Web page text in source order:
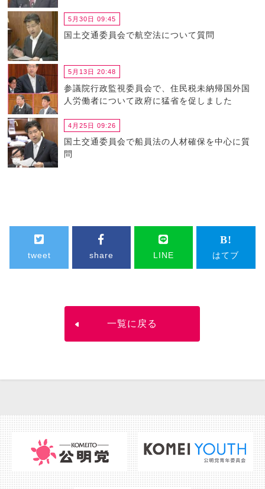
5月30日 09:45
国土交通委員会で航空法について質問
5月13日 20:48
参議院行政監視委員会で、住民税未納帰国外国
人労働者について政府に猛省を促しました
4月25日 09:26
国土交通委員会で船員法の人材確保を中心に質
問
tweet share LINE はてブ
一覧に戻る